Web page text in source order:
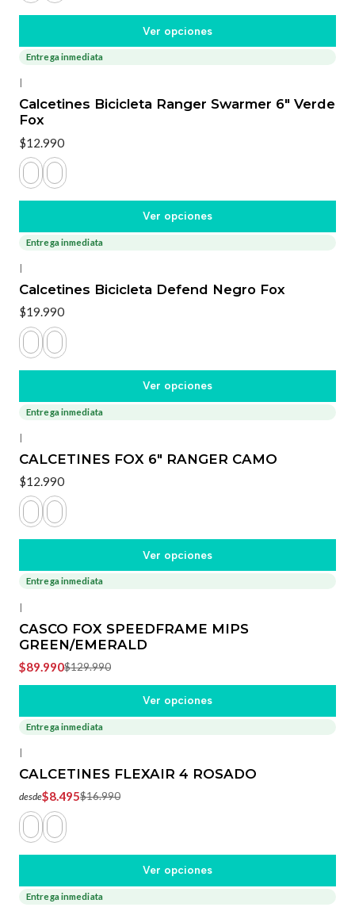
Ver opciones
Entrega inmediata
|
Calcetines Bicicleta Ranger Swarmer 6" Verde
Fox
$12.990
Ver opciones
Entrega inmediata
|
Calcetines Bicicleta Defend Negro Fox
$19.990
Ver opciones
Entrega inmediata
|
CALCETINES FOX 6" RANGER CAMO
$12.990
Ver opciones
Entrega inmediata
|
CASCO FOX SPEEDFRAME MIPS
GREEN/EMERALD
$89.990$129.990
Ver opciones
-50%
Entrega inmediata
|
CALCETINES FLEXAIR 4 ROSADO
desde$8.495$16.990
Ver opciones
-40%
Entrega inmediata